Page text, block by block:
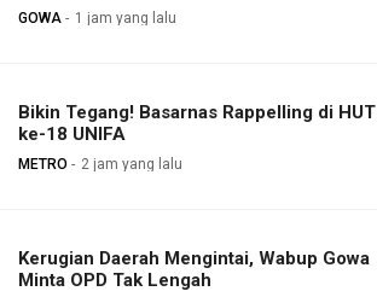
GOWA 1 jam yang lalu
Bikin Tegang! Basarnas Rappelling di HUT
ke-18 UNIFA
METRO 2 jam yang lalu
Kerugian Daerah Mengintai, Wabup Gowa
Minta OPD Tak Lengah